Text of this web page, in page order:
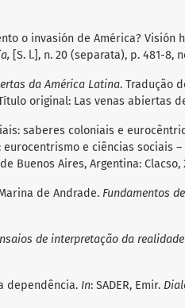
o invasión de América? Visión
[S. l.], n. 20 (separata), p. 481-8,
da América Latina. Tradução
Título original: Las venas abiertas
saberes coloniais e
eurocentrismo e ciências sociais
Buenos Aires, Argentina: Clacso,
Marina de Andrade. Fundamentos
de interpretação da
dependência. In: SADER, Emir.